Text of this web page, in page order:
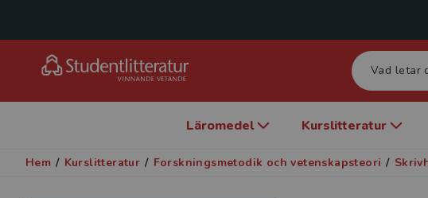
Läromedel Kurslitteratur
Hem / Kurslitteratur / Forskningsmetodik och vetenskapsteori /